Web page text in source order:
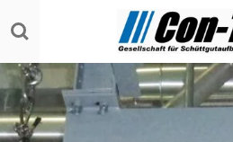
Hauptinhalt